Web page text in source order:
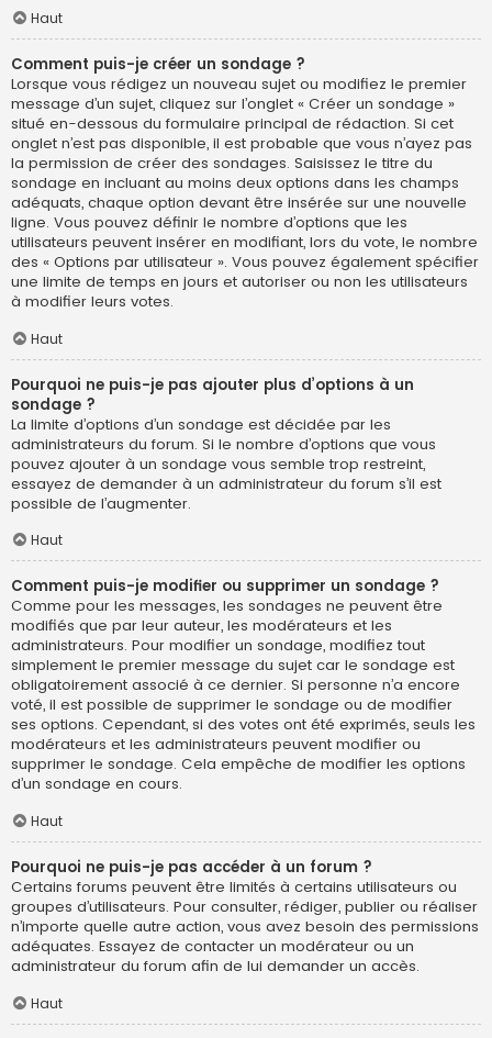
Haut
Comment puis-je créer un sondage ?
Lorsque vous rédigez un nouveau sujet ou modifiez le premier
message d’un sujet, cliquez sur l’onglet « Créer un sondage »
situé en-dessous du formulaire principal de rédaction. Si cet
onglet n’est pas disponible, il est probable que vous n’ayez pas
la permission de créer des sondages. Saisissez le titre du
sondage en incluant au moins deux options dans les champs
adéquats, chaque option devant être insérée sur une nouvelle
ligne. Vous pouvez définir le nombre d’options que les
utilisateurs peuvent insérer en modifiant, lors du vote, le nombre
des « Options par utilisateur ». Vous pouvez également spécifier
une limite de temps en jours et autoriser ou non les utilisateurs
à modifier leurs votes.
Haut
Pourquoi ne puis-je pas ajouter plus d’options à un
sondage ?
La limite d’options d’un sondage est décidée par les
administrateurs du forum. Si le nombre d’options que vous
pouvez ajouter à un sondage vous semble trop restreint,
essayez de demander à un administrateur du forum s’il est
possible de l’augmenter.
Haut
Comment puis-je modifier ou supprimer un sondage ?
Comme pour les messages, les sondages ne peuvent être
modifiés que par leur auteur, les modérateurs et les
administrateurs. Pour modifier un sondage, modifiez tout
simplement le premier message du sujet car le sondage est
obligatoirement associé à ce dernier. Si personne n’a encore
voté, il est possible de supprimer le sondage ou de modifier
ses options. Cependant, si des votes ont été exprimés, seuls les
modérateurs et les administrateurs peuvent modifier ou
supprimer le sondage. Cela empêche de modifier les options
d’un sondage en cours.
Haut
Pourquoi ne puis-je pas accéder à un forum ?
Certains forums peuvent être limités à certains utilisateurs ou
groupes d’utilisateurs. Pour consulter, rédiger, publier ou réaliser
n’importe quelle autre action, vous avez besoin des permissions
adéquates. Essayez de contacter un modérateur ou un
administrateur du forum afin de lui demander un accès.
Haut